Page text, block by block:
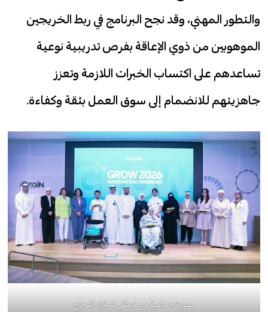
والتطور المهني، وقد نجح البرنامج في ربط الخريجين
الموهوبين من ذوي الإعاقة بفرص تدريبية نوعية
تساعدهم على اكتساب الخبرات اللازمة وتعزز
جاهزيتهم للانضمام إلى سوق العمل بثقة وكفاءة.
صورة جماعية مع مُمثّلي شركاء النجاح